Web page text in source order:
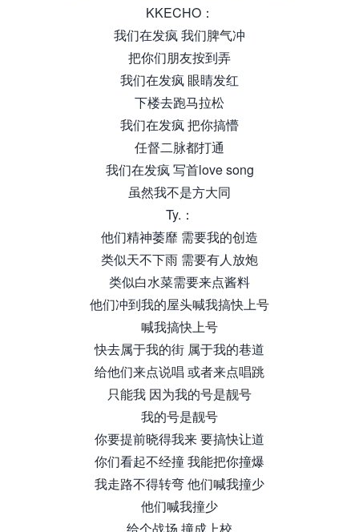
KKECHO：
我们在发疯 我们脾气冲
把你们朋友按到弄
我们在发疯 眼睛发红
下楼去跑马拉松
我们在发疯 把你搞懵
任督二脉都打通
我们在发疯 写首love song
虽然我不是方大同
Ty.：
他们精神萎靡 需要我的创造
类似天不下雨 需要有人放炮
类似白水菜需要来点酱料
他们冲到我的屋头喊我搞快上号
喊我搞快上号
快去属于我的街 属于我的巷道
给他们来点说唱 或者来点唱跳
只能我 因为我的号是靓号
我的号是靓号
你要提前晓得我来 要搞快让道
你们看起不经撞 我能把你撞爆
我走路不得转弯 他们喊我撞少
他们喊我撞少